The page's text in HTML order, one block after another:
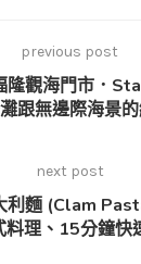
previous post
隆觀海門市．
跟無邊際海景
next post
利麵 (Clam
料理、15分鐘快